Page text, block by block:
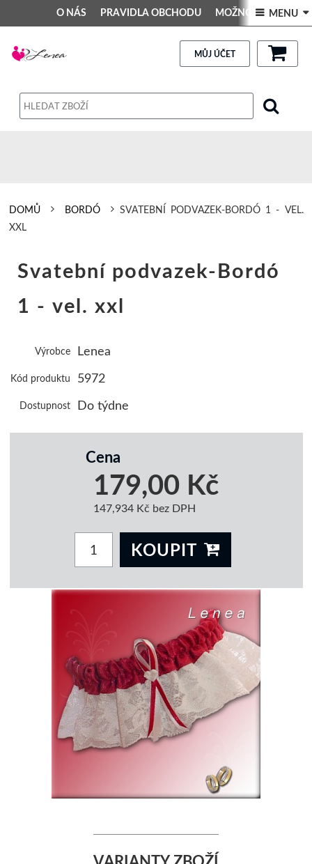
O NÁS PRAVIDLA OBCHODU MOŽNOSTI PLATBY
DEKORACE DO INTERIÉRU Kontakt GALERIE
 MENU 
MŮJ ÚČET
DOMŮ BORDÓ
SVATEBNÍ PODVAZEK-BORDÓ 1 - VEL.
XXL
Svatební podvazek-Bordó
1 - vel. xxl
Výrobce Lenea
Kód produktu 5972
Dostupnost Do týdne
Cena
179,00 Kč
147,934 Kč bez DPH
KOUPIT